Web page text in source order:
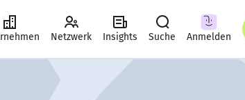
Netzwerk Insights Suche Anmelden